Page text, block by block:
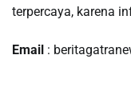
terpercaya, karena
Email :